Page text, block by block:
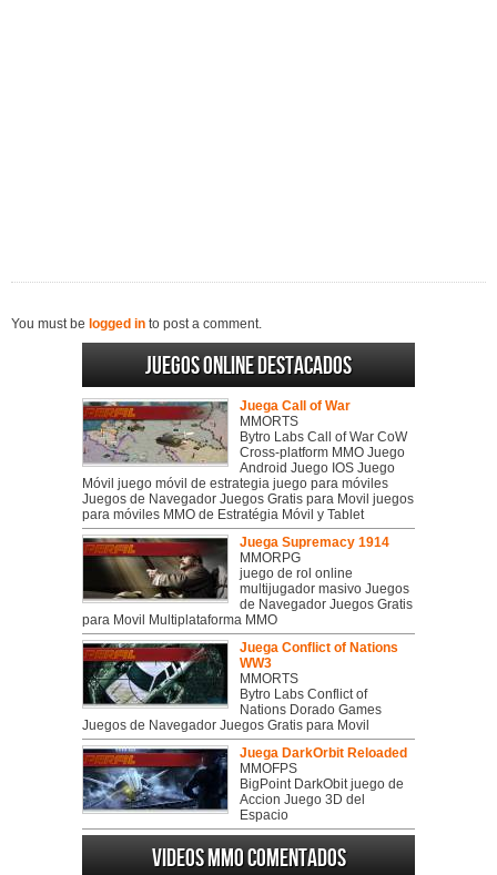
You must be logged in to post a comment.
Juegos online destacados
Juega Call of War
MMORTS
Bytro Labs Call of War CoW
Cross-platform MMO Juego
Android Juego IOS Juego
Móvil juego móvil de estrategia juego para móviles
Juegos de Navegador Juegos Gratis para Movil juegos
para móviles MMO de Estratégia Móvil y Tablet
Juega Supremacy 1914
MMORPG
juego de rol online
multijugador masivo Juegos
de Navegador Juegos Gratis
para Movil Multiplataforma MMO
Juega Conflict of Nations
WW3
MMORTS
Bytro Labs Conflict of
Nations Dorado Games
Juegos de Navegador Juegos Gratis para Movil
Juega DarkOrbit Reloaded
MMOFPS
BigPoint DarkObit juego de
Accion Juego 3D del
Espacio
Videos MMO Comentados